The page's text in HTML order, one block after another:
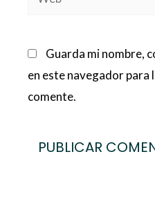
Guarda mi nombre,
en este navegador para
comente.